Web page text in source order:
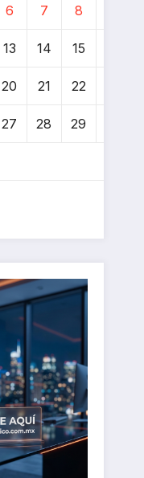
6 7 8
13 14 15
20 21 22
27 28 29